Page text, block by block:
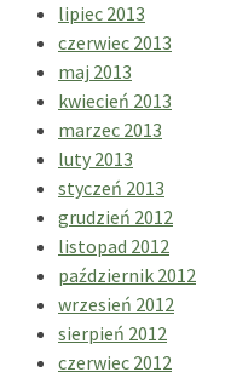
lipiec 2013
czerwiec 2013
maj 2013
kwiecień 2013
marzec 2013
luty 2013
styczeń 2013
grudzień 2012
listopad 2012
październik 2012
wrzesień 2012
sierpień 2012
czerwiec 2012